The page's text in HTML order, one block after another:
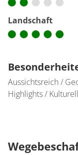
Landschaft
Aussichtsreich /
Highlights /